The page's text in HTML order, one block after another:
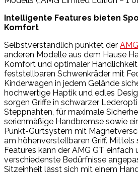
Intelligente Features bieten
Komfort
Selbstverständlich punktet der
anderen Modelle aus dem Hause
Komfort und optimaler
feststellbaren Schwenkräder mit
Kinderwagen in jedem Gelände
hochwertige Haptik und edles
sorgen Griffe in schwarzer
Steppnähten, für maximale
serienmäßige Handbremse sowie
Punkt-Gurtsystem mit
am höhenverstellbaren Griff. Mittels
Features kann der AMG GT
verschiedenste Bedürfnisse
Sitzeinheit lässt sich mit einem